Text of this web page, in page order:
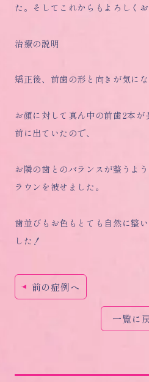
た。そしてこれからもよろしく
治療の説明
矯正後、前歯の形と向きが気に
お顔に対して真ん中の前歯2本が
前に出ていたので、
お隣の歯とのバランスが整うよ
ラウンを被せました。
歯並びもお色もとても自然に整
した！
前の症例へ
一覧に